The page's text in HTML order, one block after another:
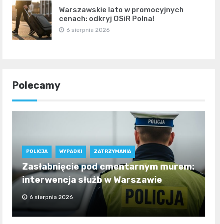
Warszawskie lato w promocyjnych
cenach: odkryj OSiR Polna!
6 sierpnia 2026
Polecamy
POLICJA WYPADKI ZATRZYMANIA
Zasłabnięcie pod cmentarnym murem:
interwencja służb w Warszawie
6 sierpnia 2026